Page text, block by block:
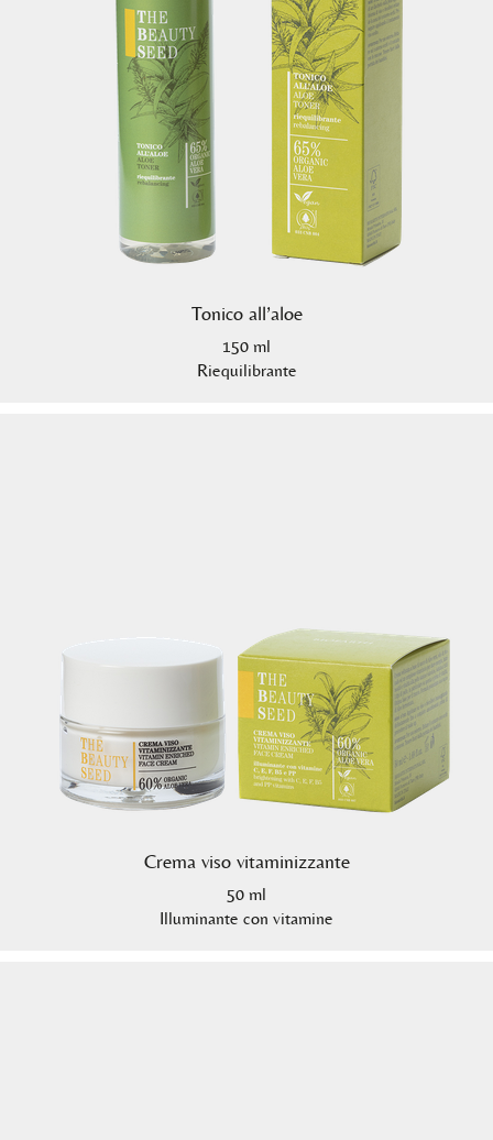
Tonico all’aloe
150 ml
Riequilibrante
Crema viso vitaminizzante
50 ml
Illuminante con vitamine